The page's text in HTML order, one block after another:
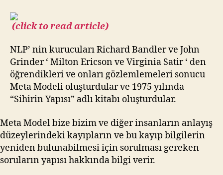
(click to read article)
NLP’ nin kurucuları Richard Bandler ve John
Grinder ‘ Milton Ericson ve Virginia Satir ‘ den
öğrendikleri ve onları gözlemlemeleri sonucu
Meta Modeli oluşturdular ve 1975 yılında
“Sihirin Yapısı” adlı kitabı oluşturdular.
Meta Model bize bizim ve diğer insanların anlayış
düzeylerindeki kayıpların ve bu kayıp bilgilerin
yeniden bulunabilmesi için sorulması gereken
soruların yapısı hakkında bilgi verir.